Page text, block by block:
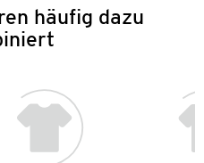
häufig dazu